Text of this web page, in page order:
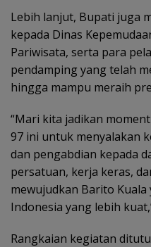
Lebih lanjut, Bupati juga
kepada Dinas
Pariwisata, serta para
pendamping yang telah
hingga mampu meraih
“Mari kita jadikan
97 ini untuk menyalakan
dan pengabdian kepada
persatuan, kerja keras,
mewujudkan Barito
Indonesia yang lebih
Rangkaian kegiatan